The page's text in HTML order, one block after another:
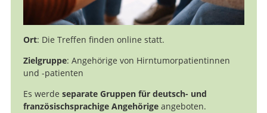
Ort: Die Treffen finden online statt.
Zielgruppe: Angehörige von Hirntumorpatientinnen
und -patienten
Es werde separate Gruppen für deutsch- und
französischsprachige Angehörigeangeboten.
Suche